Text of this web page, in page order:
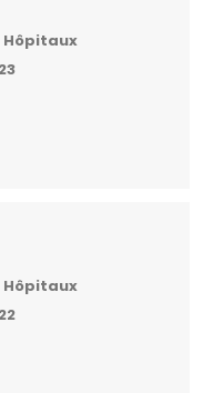
Hôpitaux
Hôpitaux